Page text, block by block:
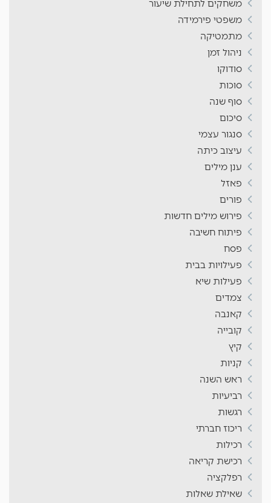
משחקים לתחילת שיעור
משפטי פירמידה
מתמטיקה
ניהול זמן
סודוקו
סוכות
סוף שנה
סיכום
סנגור עצמי
עיצוב כיתה
ענן מילים
פאזל
פורים
פירוש מילים חדשות
פיתוח חשיבה
פסח
פעילויות בבית
פעילות שיא
צמדים
קאנבה
קובייה
קיץ
קניות
ראש השנה
רביעיות
רגשות
ריכוז חברתי
רכילות
רכישת קריאה
רפלקציה
שאילת שאלות